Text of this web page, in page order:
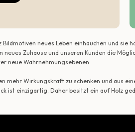
neues Leben einhauchen und
Zuhause und unseren Kunden die
neue Wahrnehmungsebenen.
mehr Wirkungskraft zu schenken und aus
ist einzigartig. Daher besitzt ein auf Holz